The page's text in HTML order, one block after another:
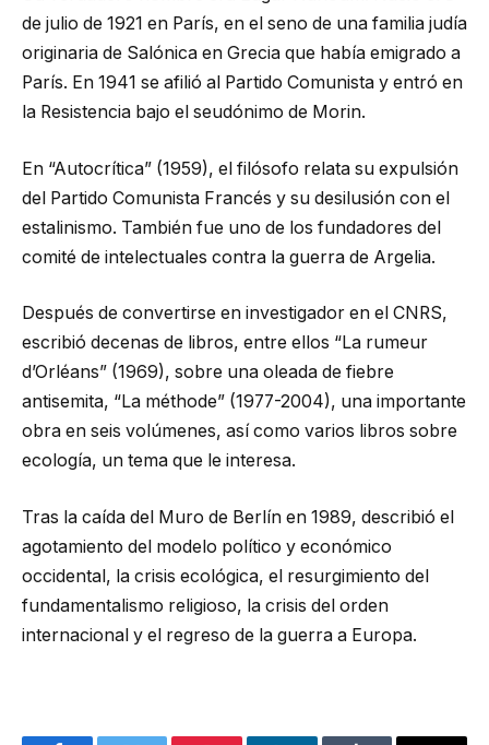
de julio de 1921 en París, en el seno de una familia judía
originaria de Salónica en Grecia que había emigrado a
París. En 1941 se afilió al Partido Comunista y entró en
la Resistencia bajo el seudónimo de Morin.
En “Autocrítica” (1959), el filósofo relata su expulsión
del Partido Comunista Francés y su desilusión con el
estalinismo. También fue uno de los fundadores del
comité de intelectuales contra la guerra de Argelia.
Después de convertirse en investigador en el CNRS,
escribió decenas de libros, entre ellos “La rumeur
d’Orléans” (1969), sobre una oleada de fiebre
antisemita, “La méthode” (1977-2004), una importante
obra en seis volúmenes, así como varios libros sobre
ecología, un tema que le interesa.
Tras la caída del Muro de Berlín en 1989, describió el
agotamiento del modelo político y económico
occidental, la crisis ecológica, el resurgimiento del
fundamentalismo religioso, la crisis del orden
internacional y el regreso de la guerra a Europa.